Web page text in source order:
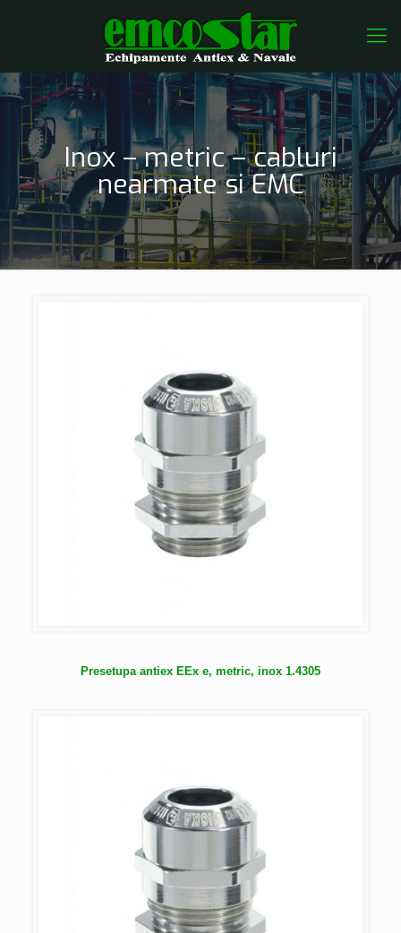
Inox – metric – cabluri
nearmate si EMC
Presetupa antiex EEx e, metric, inox 1.4305